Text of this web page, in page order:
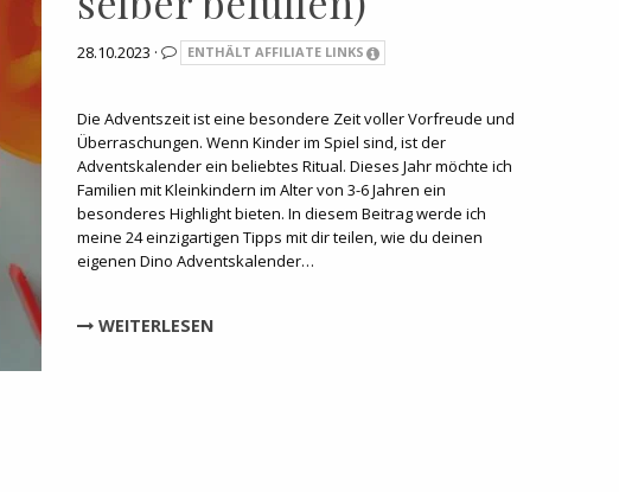
28.10.2023 · ENTHÄLT AFFILIATE LINKS
Die Adventszeit ist eine besondere Zeit voller Vorfreude und
Überraschungen. Wenn Kinder im Spiel sind, ist der
Adventskalender ein beliebtes Ritual. Dieses Jahr möchte ich
Familien mit Kleinkindern im Alter von 3-6 Jahren ein
besonderes Highlight bieten. In diesem Beitrag werde ich
meine 24 einzigartigen Tipps mit dir teilen, wie du deinen
eigenen Dino Adventskalender…
WEITERLESEN